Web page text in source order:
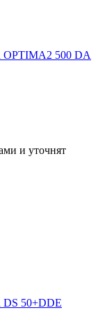
OPTIMA2 500 DA
и уточнят
DS 50+DDE